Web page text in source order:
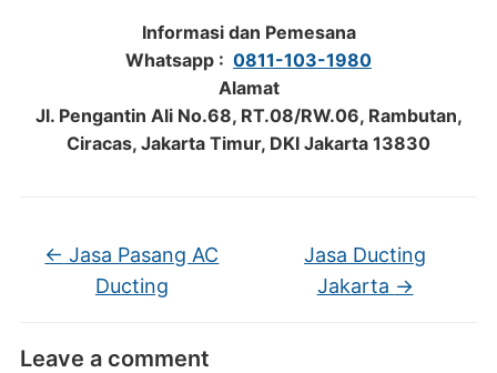
Informasi dan Pemesana
Whatsapp : 0811-103-1980
Alamat
Jl. Pengantin Ali No.68, RT.08/RW.06, Rambutan,
Ciracas, Jakarta Timur, DKI Jakarta 13830
← Jasa Pasang AC
Ducting
Jasa Ducting
Jakarta →
Leave a comment